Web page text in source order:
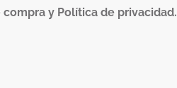
y Política de privacidad.